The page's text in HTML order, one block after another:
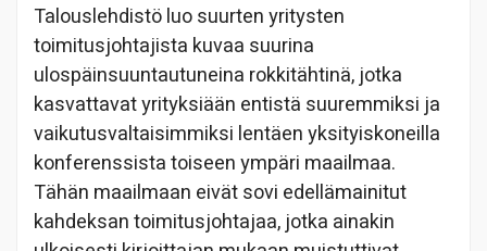
Talouslehdistö luo suurten yritysten
toimitusjohtajista kuvaa suurina
ulospäinsuuntautuneina rokkitähtinä, jotka
kasvattavat yrityksiään entistä suuremmiksi ja
vaikutusvaltaisimmiksi lentäen yksityiskoneilla
konferenssista toiseen ympäri maailmaa.
Tähän maailmaan eivät sovi edellämainitut
kahdeksan toimitusjohtajaa, jotka ainakin